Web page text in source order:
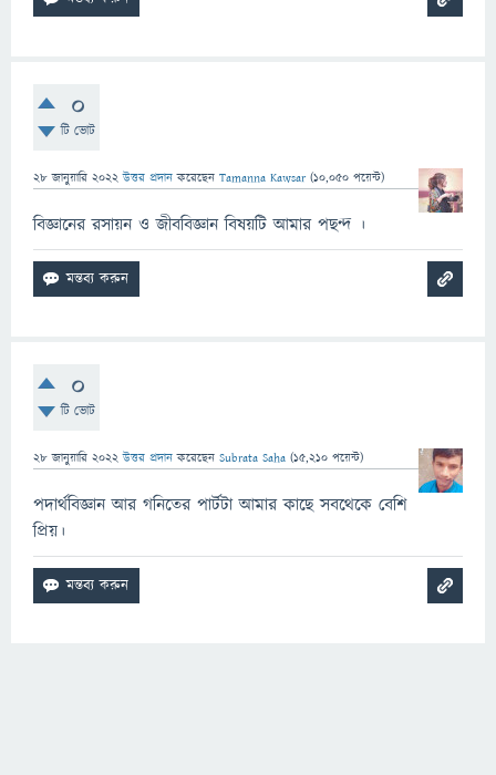
0
টি ভোট
28 জানুয়ারি 2022 উত্তর প্রদান করেছেন Tamanna Kawsar (10,050 পয়েন্ট)
বিজ্ঞানের রসায়ন ও জীববিজ্ঞান বিষয়টি আমার পছন্দ ।
0
টি ভোট
28 জানুয়ারি 2022 উত্তর প্রদান করেছেন Subrata Saha (15,210 পয়েন্ট)
পদার্থবিজ্ঞান আর গনিতের পার্টটা আমার কাছে সবথেকে বেশি
প্রিয়।